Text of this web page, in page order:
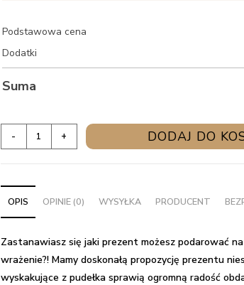
Podstawowa cena
Dodatki
Suma
Złote
-
balony
z
helem
na
urodziny
- + DODAJ DO
OPIS OPINIE (0) WYSYŁKA PRODUCENT
Zastanawiasz się jaki prezent możesz podarować
wrażenie?! Mamy doskonałą propozycję prezentu
wyskakujące z pudełka sprawią ogromną radość